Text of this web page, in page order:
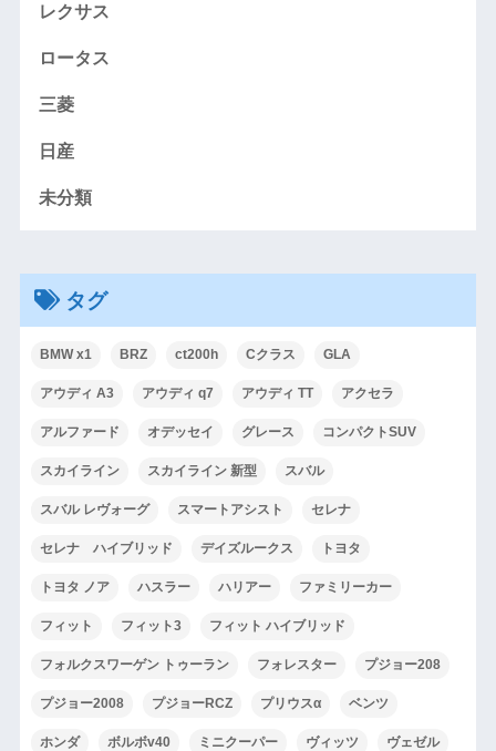
レクサス
ロータス
三菱
日産
未分類
タグ
BMW x1 BRZ ct200h Cクラス GLA
アウディ A3 アウディ q7 アウディ TT アクセラ
アルファード オデッセイ グレース コンパクトSUV
スカイライン スカイライン 新型 スバル
スバル レヴォーグ スマートアシスト セレナ
セレナ ハイブリッド デイズルークス トヨタ
トヨタ ノア ハスラー ハリアー ファミリーカー
フィット フィット3 フィット ハイブリッド
フォルクスワーゲン トゥーラン フォレスター プジョー208
プジョー2008 プジョーRCZ プリウスα ベンツ
ホンダ ボルボv40 ミニクーパー ヴィッツ ヴェゼル